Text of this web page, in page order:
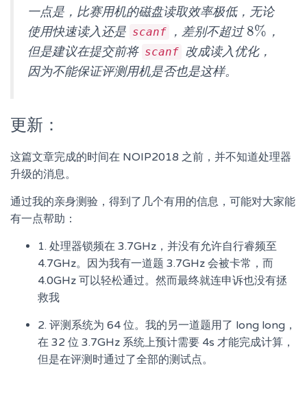
一点是，比赛用机的磁盘读取效率极低，无论
使用快速读入还是 scanf ，差别不超过8%
8% ，
但是建议在提交前将 scanf 改成读入优化，
因为不能保证评测用机是否也是这样。
更新：
这篇文章完成的时间在 NOIP2018 之前，并不知道处理器
升级的消息。
通过我的亲身测验，得到了几个有用的信息，可能对大家能
有一点帮助：
1. 处理器锁频在 3.7GHz，并没有允许自行睿频至
4.7GHz。因为我有一道题 3.7GHz 会被卡常，而
4.0GHz 可以轻松通过。然而最终就连申诉也没有拯
救我
2. 评测系统为 64 位。我的另一道题用了 long long，
在 32 位 3.7GHz 系统上预计需要 4s 才能完成计算，
但是在评测时通过了全部的测试点。